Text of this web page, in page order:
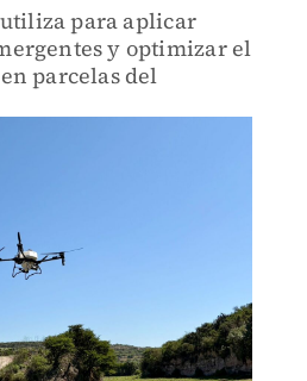
para aplicar
y optimizar el
parcelas del